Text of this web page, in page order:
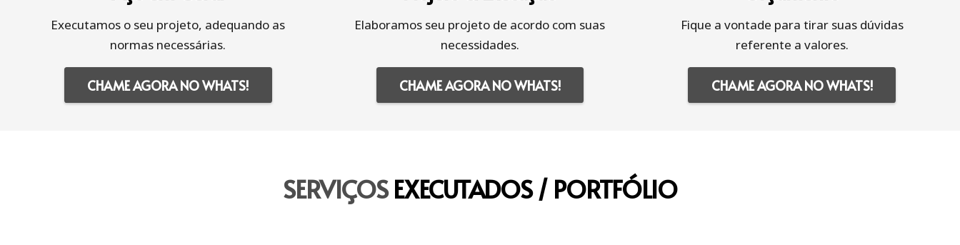
Executamos o seu projeto, adequando as
normas necessárias.
CHAME AGORA NO WHATS!
Elaboramos seu projeto de acordo com suas
necessidades.
CHAME AGORA NO WHATS!
Fique a vontade para tirar suas dúvidas
referente a valores.
CHAME AGORA NO WHATS!
SERVIÇOSEXECUTADOS / PORTFÓLIO